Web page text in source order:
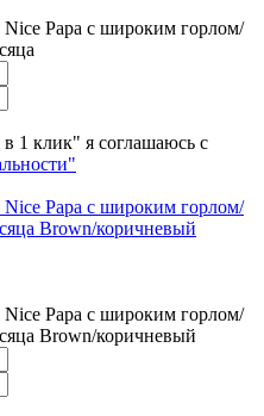
Papa с широким горлом/
1 клик" я соглашаюсь с
Papa с широким горлом/
Brown/коричневый
Papa с широким горлом/
Brown/коричневый